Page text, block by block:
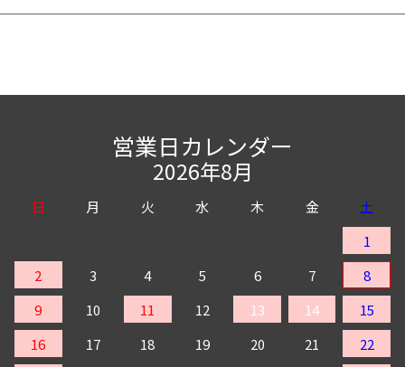
営業日カレンダー
2026年8月
日 月 火 水 木 金
土
1
2
3 4 5 6 7
8
9
10 11 12 13 14
15
16
17 18 19 20 21
22